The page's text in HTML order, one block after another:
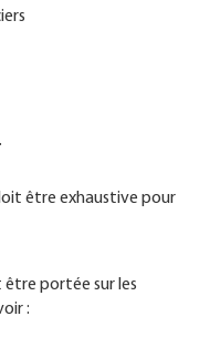
être exhaustive pour
portée sur les
: